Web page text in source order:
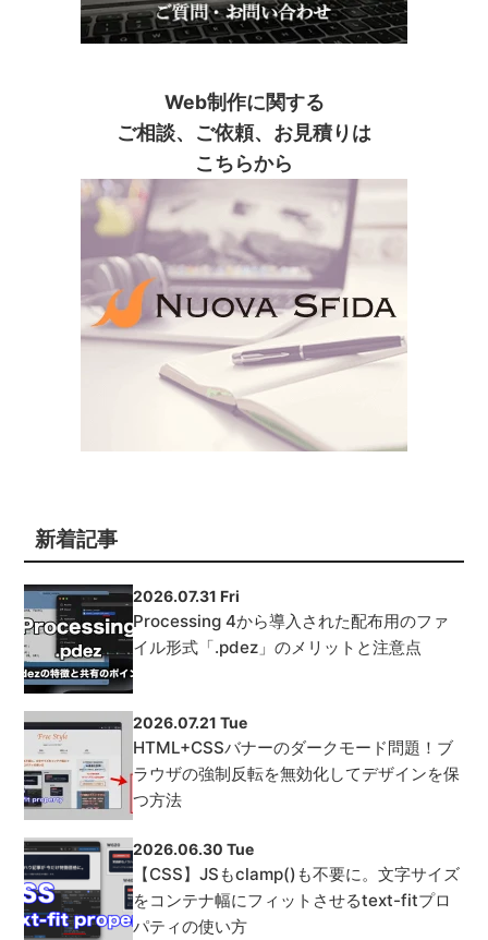
Web制作に関する
ご相談、ご依頼、お見積りは
こちらから
新着記事
2026.07.31 Fri
Processing 4から導入された配布用のファ
イル形式「.pdez」のメリットと注意点
2026.07.21 Tue
HTML+CSSバナーのダークモード問題！ブ
ラウザの強制反転を無効化してデザインを保
つ方法
2026.06.30 Tue
【CSS】JSもclamp()も不要に。文字サイズ
をコンテナ幅にフィットさせるtext-fitプロ
パティの使い方